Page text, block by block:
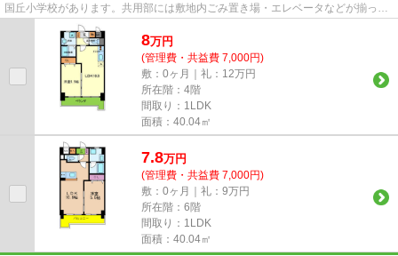
国丘小学校があります。共用部には敷地内ごみ置き場・エレベータなどが揃って
おり、とても充実しています...
8万円
(管理費・共益費 7,000円)
敷：0ヶ月｜礼：12万円
所在階：4階
間取り：1LDK
面積：40.04㎡
7.8万円
(管理費・共益費 7,000円)
敷：0ヶ月｜礼：9万円
所在階：6階
間取り：1LDK
面積：40.04㎡